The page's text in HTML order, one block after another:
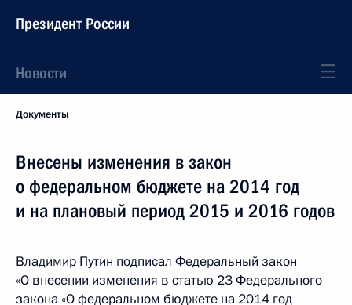
Президент России
Новости
Документы
Внесены изменения в закон
о федеральном бюджете на 2014 год
и на плановый период 2015 и 2016 годов
Владимир Путин подписал Федеральный закон
«О внесении изменения в статью 23 Федерального
закона «Офедеральном бюджете на 2014 год